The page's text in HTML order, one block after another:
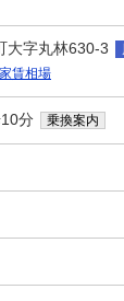
大字丸林630-3
賃相場
分 乗換案内